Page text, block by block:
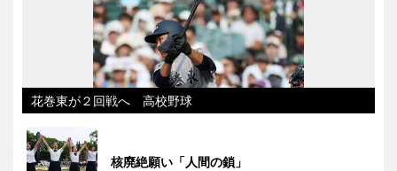
花巻東が２回戦へ 高校野球
核廃絶願い「人間の鎖」